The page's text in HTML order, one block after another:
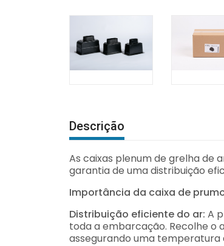
Descrição
As caixas plenum de grelha de
garantia de uma distribuição
Importância da caixa de
Distribuição eficiente do ar: A
toda a embarcação. Recolhe o
assegurando uma